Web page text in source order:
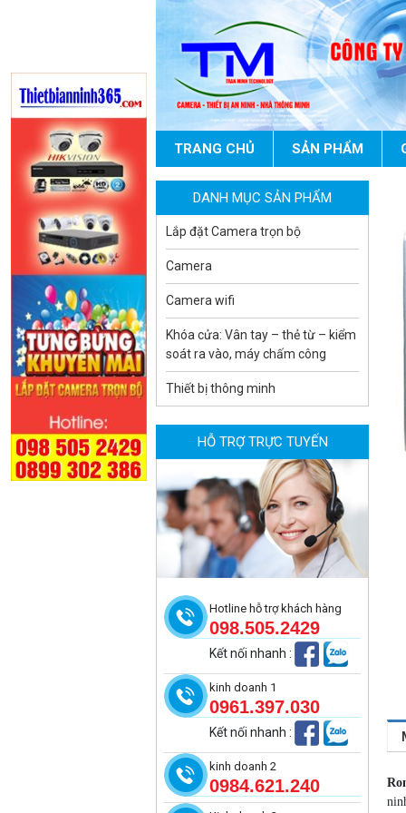
TRANG CHỦ SẢN PHẨM
DANH MỤC SẢN PHẨM
Lắp đặt Camera trọn bộ
Camera
Camera wifi
Khóa cửa: Vân tay – thẻ từ – kiểm
soát ra vào, máy chấm công
Thiết bị thông minh
HỖ TRỢ TRỰC TUYẾN
Hotline hỗ trợ khách hàng
098.505.2429
Kết nối nhanh :
kinh doanh 1
0961.397.030
Kết nối nhanh :
kinh doanh 2
0984.621.240
Camera WiFi quay quét ngoài trời
EZVIZ H8 Pro 3K
2.060.000 đ 1.469.000 đ
MUA NGAY
2MP Hikfire HF-VH 221
1.679.000 đ
MUA NGAY
Camera tích hợp đầu báo nhiệt
2MP Hikfire HF-VH 223
2.039.000 đ
MUA NGAY
Camera tích hợp đầu báo nhiệt